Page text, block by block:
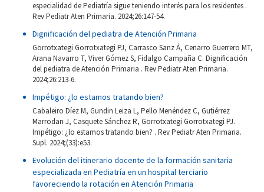
especialidad de Pediatría sigue teniendo interés para los residentes .
Rev Pediatr Aten Primaria. 2024;26:147-54.
Dignificación del pediatra de Atención Primaria
Gorrotxategi Gorrotxategi PJ, Carrasco Sanz Á, Cenarro Guerrero MT,
Arana Navarro T, Viver Gómez S, Fidalgo Campaña C. Dignificación
del pediatra de Atención Primaria . Rev Pediatr Aten Primaria.
2024;26:213-6.
Impétigo: ¿lo estamos tratando bien?
Cabaleiro Díez M, Gundin Leiza L, Pello Menéndez C, Gutiérrez
Marrodan J, Casquete Sánchez R, Gorrotxategi Gorrotxategi PJ.
Impétigo: ¿lo estamos tratando bien? . Rev Pediatr Aten Primaria.
Supl. 2024;(33):e53.
Evolución del itinerario docente de la formación sanitaria
especializada en Pediatría en un hospital terciario
favoreciendo la rotación en Atención Primaria